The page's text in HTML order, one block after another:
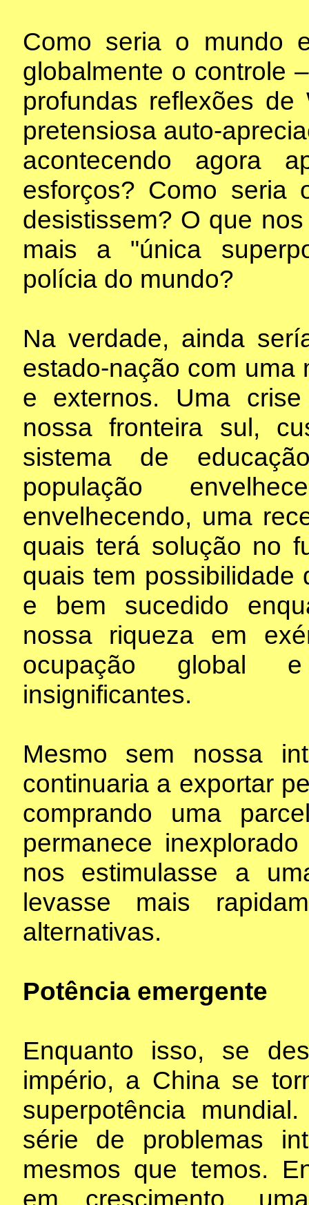
Como seria o mundo
globalmente o controle
profundas reflexões
pretensiosa auto-
acontecendo agora
esforços? Como seria
desistissem? O que
mais a "única
polícia do mundo?
Na verdade, ainda
estado-nação com uma
e externos. Uma
nossa fronteira sul,
sistema de
população
envelhecendo, uma
quais terá solução no
quais tem
e bem sucedido
nossa riqueza em
ocupação global
insignificantes.
Mesmo sem nossa
continuaria a exportar
comprando uma
permanece
nos estimulasse a
levasse mais
alternativas.
Potência emergente
Enquanto isso, se
império, a China se
superpotência
série de problemas
mesmos que temos.
em crescimento,